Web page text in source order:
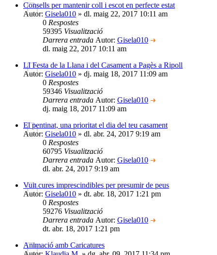
Consells per mantenir coll i escot en perfecte estat
Autor: Gisela010 » dl. maig 22, 2017 10:11 am
0 Respostes
59395 Visualització
Darrera entrada Autor: Gisela010
dl. maig 22, 2017 10:11 am
LI Festa de la Llana i del Casament a Pagès a Ripoll
Autor: Gisela010 » dj. maig 18, 2017 11:09 am
0 Respostes
59346 Visualització
Darrera entrada Autor: Gisela010
dj. maig 18, 2017 11:09 am
El pentinat, una prioritat el dia del teu casament
Autor: Gisela010 » dl. abr. 24, 2017 9:19 am
0 Respostes
60795 Visualització
Darrera entrada Autor: Gisela010
dl. abr. 24, 2017 9:19 am
Vuit cures imprescindibles per presumir de peus
Autor: Gisela010 » dt. abr. 18, 2017 1:21 pm
0 Respostes
59276 Visualització
Darrera entrada Autor: Gisela010
dt. abr. 18, 2017 1:21 pm
Animació amb Caricatures